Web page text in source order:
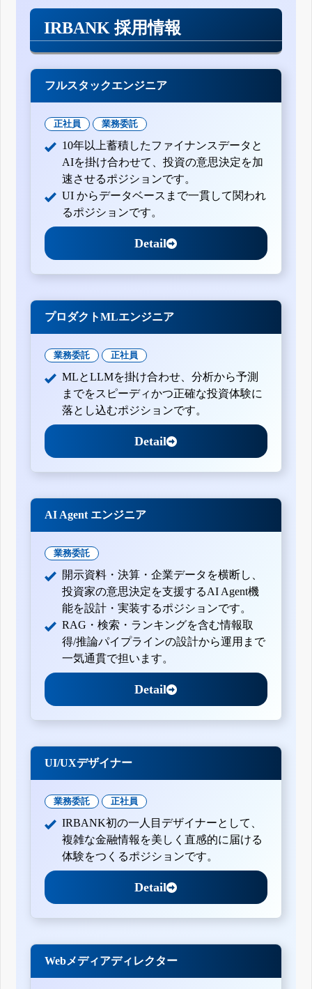
IRBANK 採用情報
フルスタックエンジニア
正社員 業務委託
10年以上蓄積したファイナンスデータと
AIを掛け合わせて、投資の意思決定を加
速させるポジションです。
UI からデータベースまで一貫して関われ
るポジションです。
Detail
プロダクトMLエンジニア
業務委託 正社員
MLとLLMを掛け合わせ、分析から予測
までをスピーディかつ正確な投資体験に
落とし込むポジションです。
Detail
AI Agent エンジニア
業務委託
開示資料・決算・企業データを横断し、
投資家の意思決定を支援するAI Agent機
能を設計・実装するポジションです。
RAG・検索・ランキングを含む情報取
得/推論パイプラインの設計から運用まで
一気通貫で担います。
Detail
UI/UXデザイナー
業務委託 正社員
IRBANK初の一人目デザイナーとして、
複雑な金融情報を美しく直感的に届ける
体験をつくるポジションです。
Detail
Webメディアディレクター